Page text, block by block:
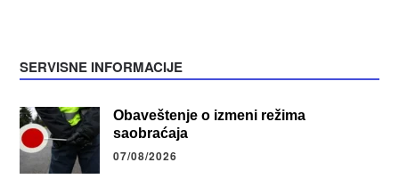
SERVISNE INFORMACIJE
Obaveštenje o izmeni režima
saobraćaja
07/08/2026